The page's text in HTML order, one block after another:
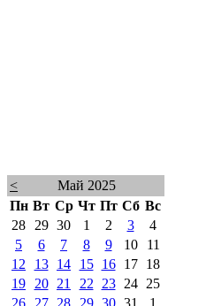
<
Май 2025
Пн Вт Ср Чт Пт Сб Вс
28
29 30 1 2 3
4
5
6 7 8 9 10
11
12
13 14 15 16 17
18
19
20 21 22 23 24
25
26
27 28 29 30 31 1